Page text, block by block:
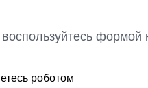
формой
роботом